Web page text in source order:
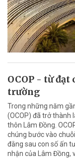
OCOP - từ
trường
Trong những năm
(OCOP) đã trở thành
thôn Lâm Đồng.
chúng bước vào
đằng sau con số ấn
nhận của Lâm Đồng,